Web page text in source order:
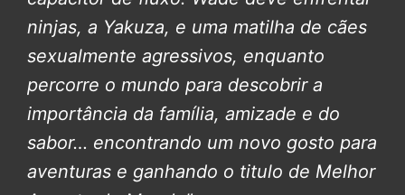
ninjas, a Yakuza, e uma matilha de cães
sexualmente agressivos, enquanto
percorre o mundo para descobrir a
importância da família, amizade e do
sabor… encontrando um novo gosto para
aventuras e ganhando o titulo de Melhor